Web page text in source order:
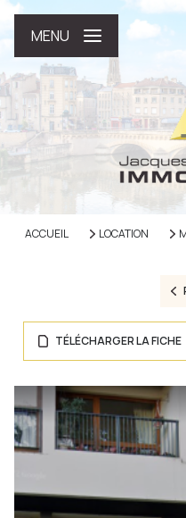
MENU
ACCUEIL LOCATION
TÉLÉCHARGER LA FICHE